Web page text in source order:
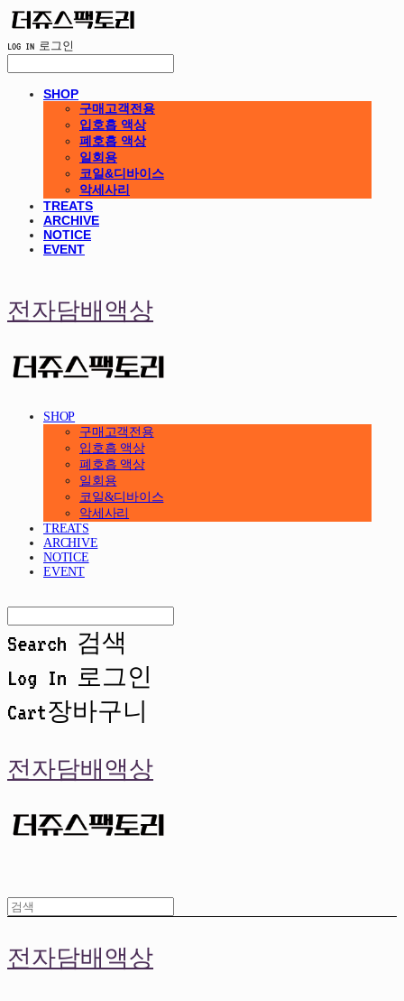
LOG IN 로그인
SHOP
구매고객전용
입호흡 액상
폐호흡 액상
일회용
코일&디바이스
악세사리
TREATS
ARCHIVE
NOTICE
EVENT
전자담배액상
SHOP
구매고객전용
입호흡 액상
폐호흡 액상
일회용
코일&디바이스
악세사리
TREATS
ARCHIVE
NOTICE
EVENT
Search 검색
Log In 로그인
Cart장바구니
전자담배액상
전자담배액상